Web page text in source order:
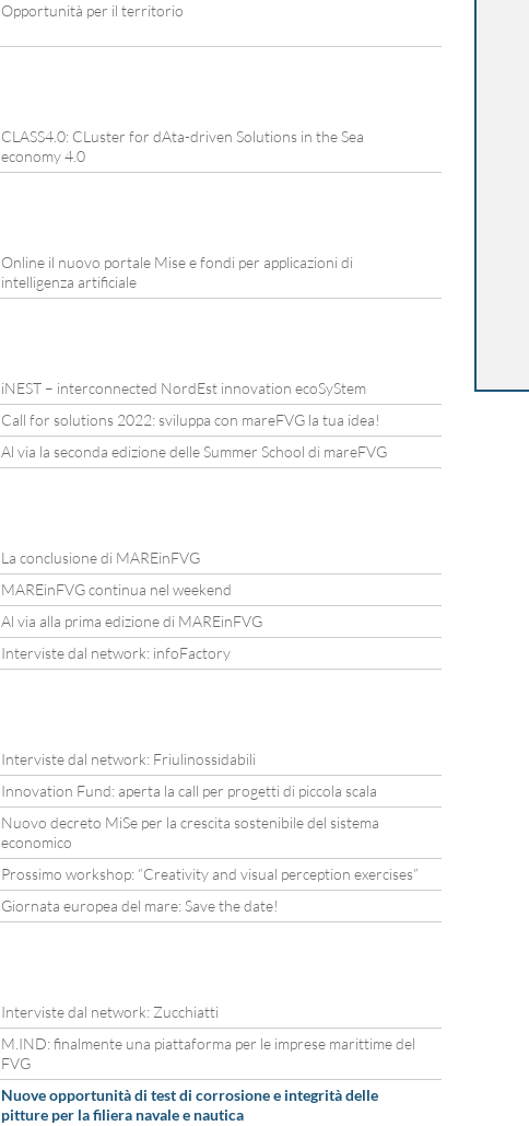
Opportunità per il territorio
CLASS4.0: CLuster for dAta-driven Solutions in the Sea
economy 4.0
Online il nuovo portale Mise e fondi per applicazioni di
intelligenza artificiale
iNEST – interconnected NordEst innovation ecoSyStem
Call for solutions 2022: sviluppa con mareFVG la tua idea!
Al via la seconda edizione delle Summer School di mareFVG
La conclusione di MAREinFVG
MAREinFVG continua nel weekend
Al via alla prima edizione di MAREinFVG
Interviste dal network: infoFactory
Interviste dal network: Friulinossidabili
Innovation Fund: aperta la call per progetti di piccola scala
Nuovo decreto MiSe per la crescita sostenibile del sistema
economico
Prossimo workshop: “Creativity and visual perception exercises”
Giornata europea del mare: Save the date!
Interviste dal network: Zucchiatti
M.IND: finalmente una piattaforma per le imprese marittime del
FVG
Nuove opportunità di test di corrosione e integrità delle
pitture per la filiera navale e nautica